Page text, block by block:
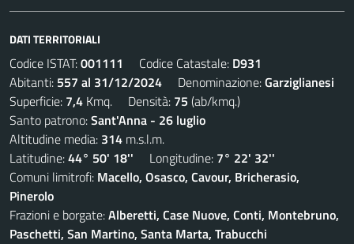
DATI TERRITORIALI
Codice ISTAT:001111 Codice Catastale: D931
Abitanti: 557 al 31/12/2024 Denominazione:Garziglianesi
Superficie: 7,4 Kmq. Densità: 75 (ab/kmq.)
Santo patrono:Sant'Anna - 26 luglio
Altitudine media: 314 m.s.l.m.
Latitudine:44° 50' 18'' Longitudine: 7° 22' 32''
Comuni limitrofi: Macello, Osasco, Cavour, Bricherasio,
Pinerolo
Frazioni e borgate:Alberetti, Case Nuove, Conti, Montebruno,
Paschetti, San Martino, Santa Marta, Trabucchi